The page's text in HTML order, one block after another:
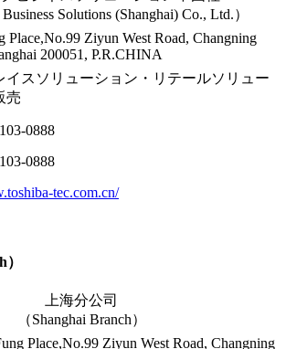
Business Solutions (Shanghai) Co., Ltd.）
Place,No.99 Ziyun West Road, Changning
200051, P.R.CHINA
イスソリューション・リテールソリュー
売
0888
0888
tec.com.cn/
上海分公司
（Shanghai Branch）
Place,No.99 Ziyun West Road, Changning